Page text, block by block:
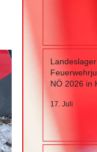
NÖ 2026 in
17. Juli